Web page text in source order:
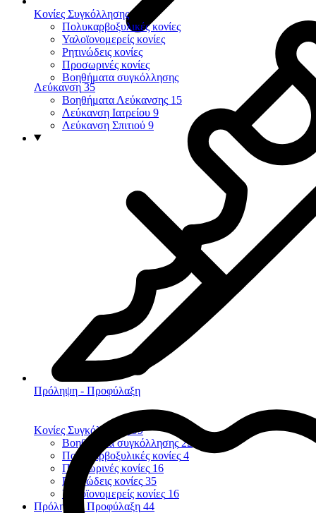
Κονίες Συγκόλλησης
Πολυκαρβοξυλικές κονίες
Υαλοϊονομερείς κονίες
Ρητινώδεις κονίες
Προσωρινές κονίες
Βοηθήματα συγκόλλησης
Πρόληψη - Προφύλαξη
Λεύκανση 35
Βοηθήματα Λεύκανσης 15
Λεύκανση Ιατρείου 9
Λεύκανση Σπιτιού 9
Κονίες Συγκόλλησης
99
Βοηθήματα συγκόλλησης 22
Πολυκαρβοξυλικές κονίες 4
Προσωρινές κονίες 16
Ρητινώδεις κονίες 35
Υαλοϊονομερείς κονίες 16
Πρόληψη - Προφύλαξη 44